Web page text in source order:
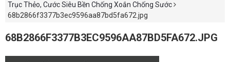
Trục Thẻo, Cước Siêu Bền Chống Xoắn Chống Sước
68b2866f3377b3ec9596aa87bd5fa672.jpg
68B2866F3377B3EC9596AA87BD5FA672.JPG